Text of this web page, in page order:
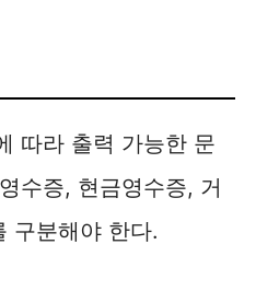
따라 출력 가능한 문
수증, 현금영수증, 거
구분해야 한다.